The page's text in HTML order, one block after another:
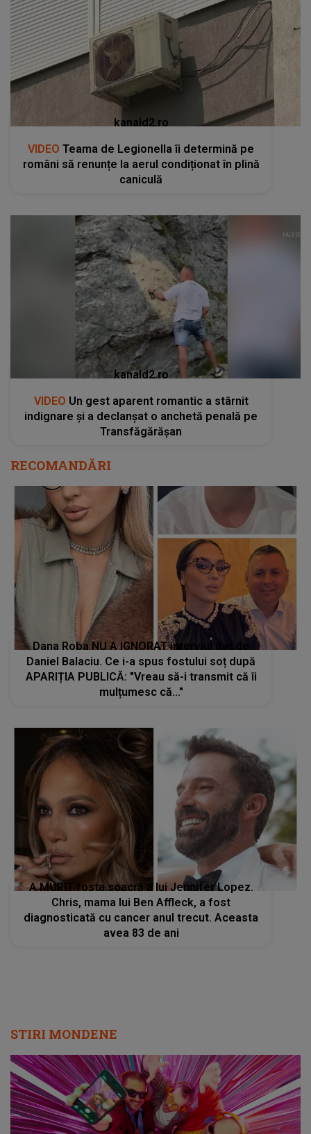
kanald2.ro
VIDEO Teama de Legionella îi determină pe
români să renunțe la aerul condiționat în plină
caniculă
kanald2.ro
VIDEO Un gest aparent romantic a stârnit
indignare și a declanșat o anchetă penală pe
Transfăgărășan
RECOMANDĂRI
Dana Roba NU A IGNORAT interviul dat de
Daniel Balaciu. Ce i-a spus fostului soț după
APARIȚIA PUBLICĂ: "Vreau să-i transmit că îi
mulțumesc că..."
A MURIT fosta soacră a lui Jennifer Lopez.
Chris, mama lui Ben Affleck, a fost
diagnosticată cu cancer anul trecut. Aceasta
avea 83 de ani
STIRI MONDENE